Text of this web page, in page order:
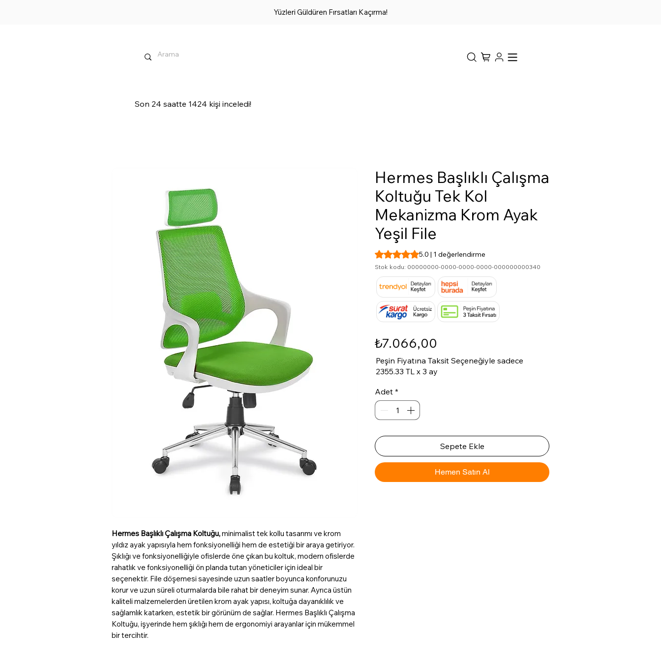
Yüzleri Güldüren Fırsatları Kaçırma!
Son 24 saatte 1424 kişi inceledi!
Hermes Başlıklı Çalışma Koltuğu,minimalist tek kollu tasarımı ve krom
yıldız ayak yapısıyla hem fonksiyonelliği hem de estetiği bir araya getiriyor.
Şıklığı ve fonksiyonelliğiyle ofislerde öne çıkan bu koltuk, modern ofislerde
rahatlık ve fonksiyonelliği ön planda tutan yöneticiler için ideal bir
seçenektir. File döşemesi sayesinde uzun saatler boyunca konforunuzu
korur ve uzun süreli oturmalarda bile rahat bir deneyim sunar. Ayrıca üstün
kaliteli malzemelerden üretilen krom ayak yapısı, koltuğa dayanıklılık ve
sağlamlık katarken, estetik bir görünüm de sağlar. Hermes Başlıklı Çalışma
Koltuğu, işyerinde hem şıklığı hem de ergonomiyi arayanlar için mükemmel
bir tercihtir.
Hermes Başlıklı Çalışma
Koltuğu Tek Kol
Mekanizma Krom Ayak
Yeşil File
1 değerlendirmeye göre beş yıldız üzerinden hesaplanan puan 5.0
5.0 | 1 değerlendirme
Stok kodu: 00000000-0000-0000-0000-000000000340
₺7.066,00
Peşin Fiyatına Taksit Seçeneğiyle sadece
2355.33 TL x 3 ay
Adet *
Sepete Ekle
Hemen Satın Al